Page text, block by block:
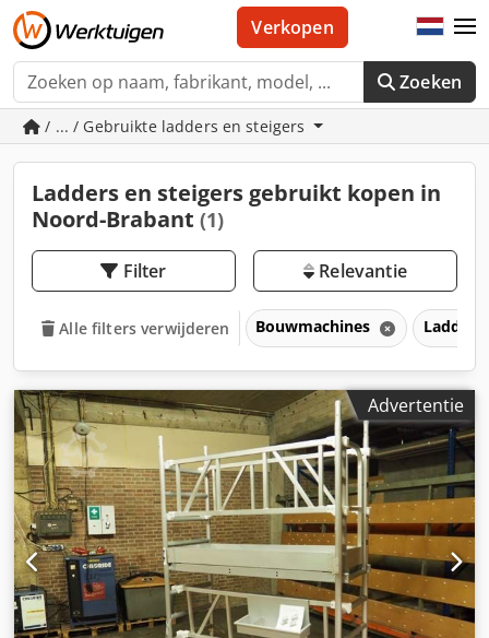
Zoeken
Verkopen
/ ... / Gebruikte ladders en steigers
Ladders en steigers gebruikt kopen in
Noord-Brabant (1)
Filter Relevantie
Alle filters verwijderen Bouwmachines
Advertentie